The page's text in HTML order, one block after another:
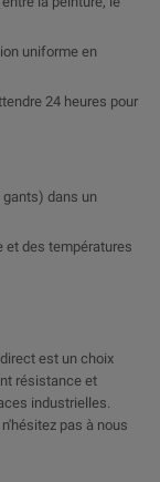
uniforme en
24 heures pour
dans un
et des températures
est un choix
résistance et
industrielles.
pas à nous